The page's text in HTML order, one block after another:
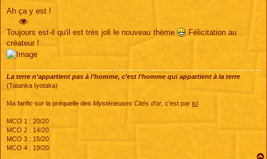
s
g
Ah ça y est !
Toujours est-il qu'il est très joli le nouveau thème
Félicitation au
créateur !
La terre n’appartient pas à l’homme, c’est l’homme qui appartient à la terre
(Tatanka Iyotaka)
Ma fanfic sur la préquelle des Mystérieuses Cités d'or , c'est par ici
MCO 1 : 20/20
MCO 2 : 14/20
MCO 3 : 15/20
MCO 4 : 19/20